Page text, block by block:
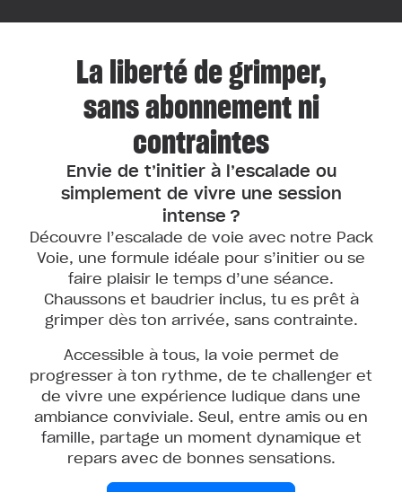
La liberté de grimper,
sans abonnement ni
contraintes
Envie de t’initier à l’escalade ou
simplement de vivre une session
intense ?
Découvre l’escalade de voie avec notre Pack
Voie, une formule idéale pour s’initier ou se
faire plaisir le temps d’une séance.
Chaussons et baudrier inclus, tu es prêt à
grimper dès ton arrivée, sans contrainte.
Accessible à tous, la voie permet de
progresser à ton rythme, de te challenger et
de vivre une expérience ludique dans une
ambiance conviviale. Seul, entre amis ou en
famille, partage un moment dynamique et
repars avec de bonnes sensations.